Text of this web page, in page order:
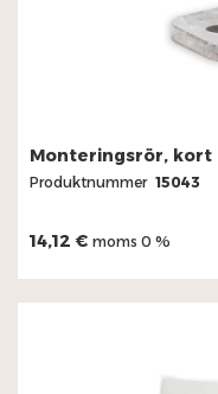
Monteringsrör, kort
Produktnummer 15043
14,12 € moms 0 %